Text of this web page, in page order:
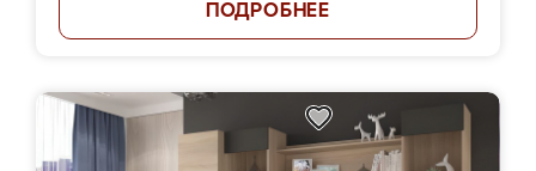
ПОДРОБНЕЕ